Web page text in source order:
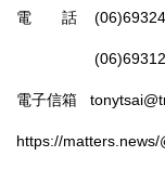
電 話
(06)6931200(
電子信箱
https://matters.news/